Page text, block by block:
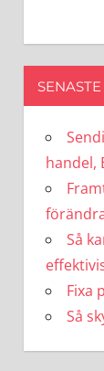
handel,
Så
Fixa
Så